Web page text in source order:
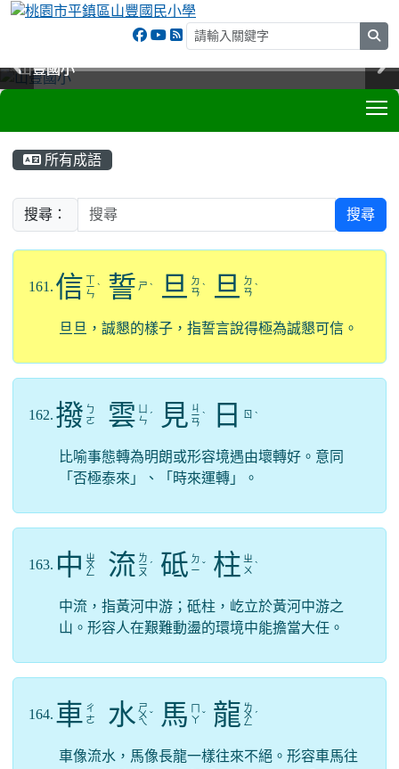
山豐國小
山豐國小
山豐國小
山豐國小
所有成語
搜尋： 搜尋
161. 信 ㄧ
ㄣ
ˋ 誓 ㄕ ˋ 旦 ㄉ
ㄢ ˋ 旦 ㄉ
ㄢ ˋ
旦旦，誠懇的樣子，指誓言說得極為誠懇可信。
162. 撥 ㄅ
ㄛ
雲 ㄣ ˊ 見 ㄐ
ㄧ
ㄢ
ˋ 日 ㄖ ˋ
比喻事態轉為明朗或形容境遇由壞轉好。意同
「否極泰來」、「時來運轉」。
163. 中 ㄓ
ㄨ
ㄥ 流 ㄌ
ㄧ
ㄡ
ˊ 砥 ㄉ
ㄧ ˇ 柱 ㄓ
ㄨ ˋ
中流，指黃河中游；砥柱，屹立於黃河中游之
山。形容人在艱難動盪的環境中能擔當大任。
164. 車 ㄔ
ㄜ
水 ㄕ
ㄨ
ㄟ
ˇ 馬 ㄚ ˇ 龍 ㄌ
ㄨ
ㄥ
ˊ
車像流水，馬像長龍一樣往來不絕。形容車馬往